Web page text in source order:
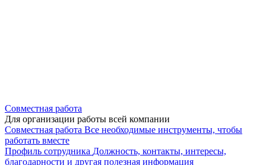
Совместная работа
Для организации работы всей компании
Совместная работа Все необходимые инструменты, чтобы
работать вместе
Профиль сотрудника Должность, контакты, интересы,
благодарности и другая полезная информация